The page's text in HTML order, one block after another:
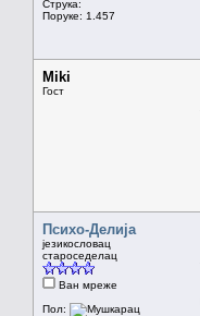
Струка:
Поруке: 1.457
Miki
Гост
Психо-Делија
језикословац
староседелац
Ван мреже
Пол: